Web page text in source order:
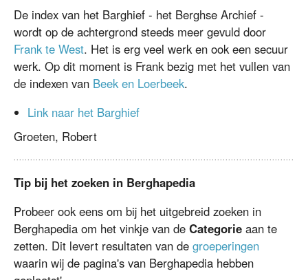
De index van het Barghief - het Berghse Archief -
wordt op de achtergrond steeds meer gevuld door
Frank te West. Het is erg veel werk en ook een secuur
werk. Op dit moment is Frank bezig met het vullen van
de indexen van Beek en Loerbeek.
Link naar het Barghief
Groeten, Robert
Tip bij het zoeken in Berghapedia
Probeer ook eens om bij het uitgebreid zoeken in
Berghapedia om het vinkje van de Categorie aan te
zetten. Dit levert resultaten van de groeperingen
waarin wij de pagina's van Berghapedia hebben